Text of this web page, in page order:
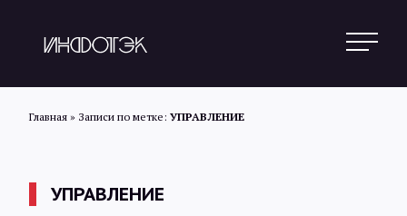
Главная » Записи по метке: УПРАВЛЕНИЕ
УПРАВЛЕНИЕ